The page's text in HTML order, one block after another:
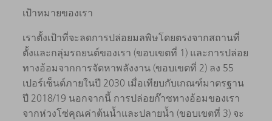
เป้าหมายของเรา
เราตั้งเป้าที่จะลดการปล่อยมลพิษโดยตรงจากสถานที่
ตั้งและกลุ่มรถยนต์ของเรา (ขอบเขตที่ 1) และการปล่อย
ทางอ้อมจากการจัดหาพลังงาน (ขอบเขตที่ 2) ลง 55
เปอร์เซ็นต์ภายในปี 2030 เมื่อเทียบกับเกณฑ์มาตรฐาน
ปี 2018/19 นอกจากนี้ การปล่อยก๊าซทางอ้อมของเรา
จากห่วงโซ่คุณค่าต้นน้ำและปลายน้ำ (ขอบเขตที่ 3) จะ